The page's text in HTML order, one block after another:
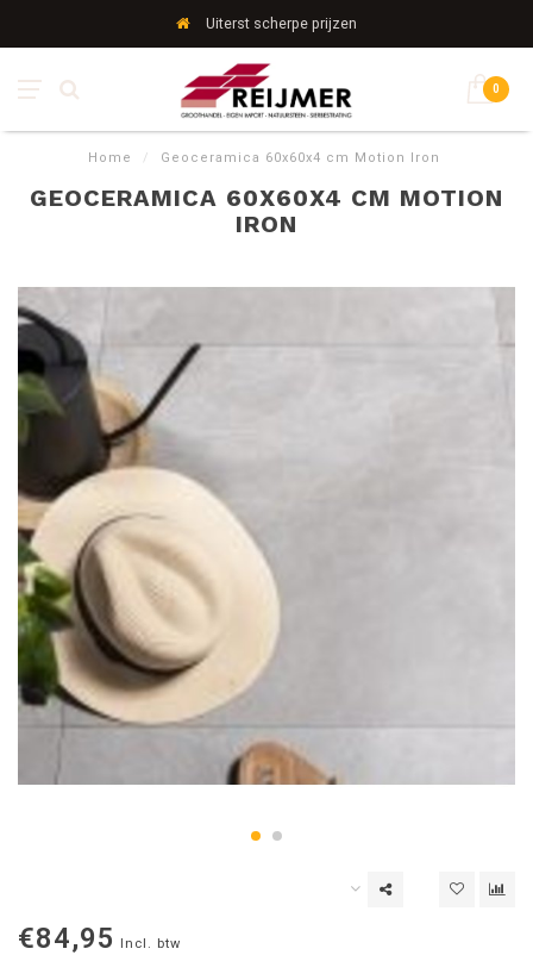
Uiterst scherpe prijzen
0
Home / Geoceramica 60x60x4 cm Motion Iron
GEOCERAMICA 60X60X4 CM MOTION
IRON
€84,95 Incl. btw